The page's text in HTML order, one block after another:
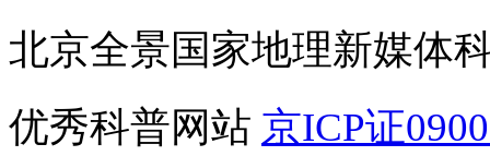
北京全景国家地理新媒体
优秀科普网站 京ICP证